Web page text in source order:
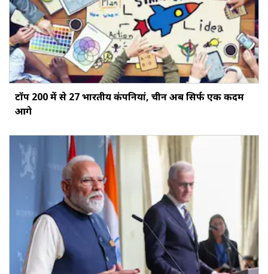
टॉप 200 में से 27 भारतीय कंपनियां, चीन अब सिर्फ एक कदम
आगे